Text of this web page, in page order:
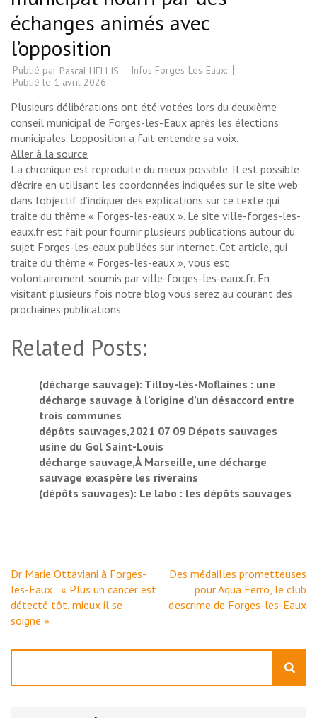
échanges animés avec
l’opposition
Publié par Pascal HELLIS
Infos Forges-Les-Eaux:
Publié le 1 avril 2026
Plusieurs délibérations ont été votées lors du deuxième
conseil municipal de Forges-les-Eaux après les élections
municipales. L’opposition a fait entendre sa voix.
Aller à la source
La chronique est reproduite du mieux possible. Il est possible
d’écrire en utilisant les coordonnées indiquées sur le site web
dans l’objectif d’indiquer des explications sur ce texte qui
traite du thème « Forges-les-eaux ». Le site ville-forges-les-
eaux.fr est fait pour fournir plusieurs publications autour du
sujet Forges-les-eaux publiées sur internet. Cet article, qui
traite du thème « Forges-les-eaux », vous est
volontairement soumis par ville-forges-les-eaux.fr. En
visitant plusieurs fois notre blog vous serez au courant des
prochaines publications.
Related Posts:
(décharge sauvage): Tilloy-lès-Moflaines : une
décharge sauvage à l’origine d’un désaccord entre
trois communes
dépôts sauvages,2021 07 09 Dépots sauvages
usine du Gol Saint-Louis
décharge sauvage,À Marseille, une décharge
sauvage exaspère les riverains
(dépôts sauvages): Le labo : les dépôts sauvages
Navigation
de
l’article
Dr Marie Ottaviani à Forges-
les-Eaux : « Plus un cancer est
détecté tôt, mieux il se
soigne »
Des médailles prometteuses
pour Aqua Ferro, le club
d’escrime de Forges-les-Eaux